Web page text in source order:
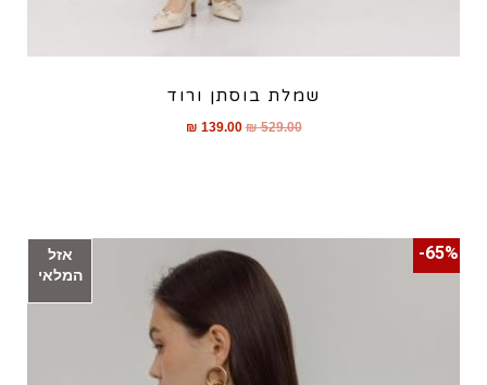
שמלת בוסתן ורוד
₪529.00
₪ 139.00
אזל
המלאי
65%-